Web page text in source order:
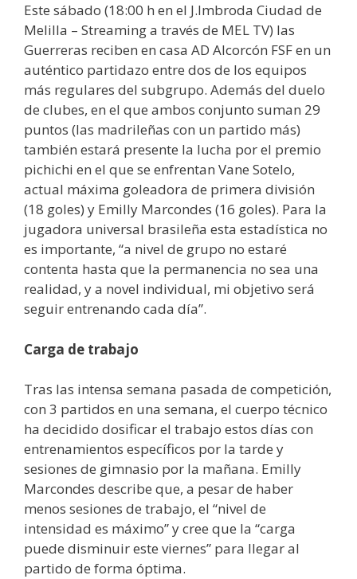
Este sábado (18:00 h en el J.Imbroda Ciudad de
Melilla – Streaming a través de MEL TV) las
Guerreras reciben en casa AD Alcorcón FSF en un
auténtico partidazo entre dos de los equipos
más regulares del subgrupo. Además del duelo
de clubes, en el que ambos conjunto suman 29
puntos (las madrileñas con un partido más)
también estará presente la lucha por el premio
pichichi en el que se enfrentan Vane Sotelo,
actual máxima goleadora de primera división
(18 goles) y Emilly Marcondes (16 goles). Para la
jugadora universal brasileña esta estadística no
es importante, “a nivel de grupo no estaré
contenta hasta que la permanencia no sea una
realidad, y a novel individual, mi objetivo será
seguir entrenando cada día”.
Carga de trabajo
Tras las intensa semana pasada de competición,
con 3 partidos en una semana, el cuerpo técnico
ha decidido dosificar el trabajo estos días con
entrenamientos específicos por la tarde y
sesiones de gimnasio por la mañana. Emilly
Marcondes describe que, a pesar de haber
menos sesiones de trabajo, el “nivel de
intensidad es máximo” y cree que la “carga
puede disminuir este viernes” para llegar al
partido de forma óptima.